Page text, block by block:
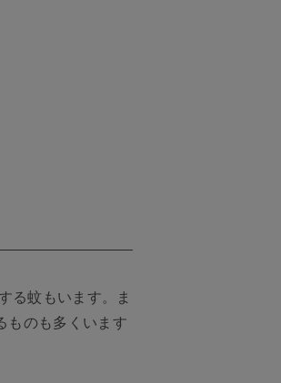
る蚊もいます。ま
ものも多くいます